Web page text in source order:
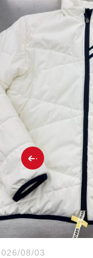
08/03